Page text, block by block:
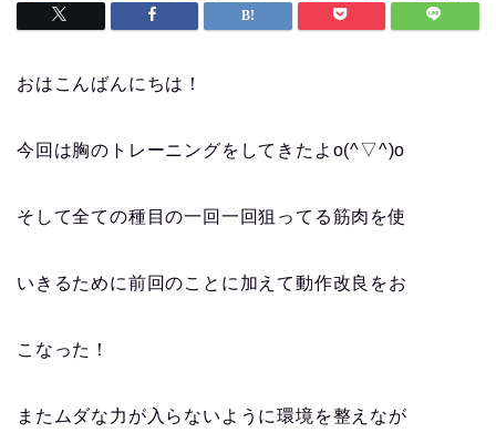
おはこんばんにちは！
今回は胸のトレーニングをしてきたよo(^▽^)o
そして全ての種目の一回一回狙ってる筋肉を使
いきるために前回のことに加えて動作改良をお
こなった！
またムダな力が入らないように環境を整えなが